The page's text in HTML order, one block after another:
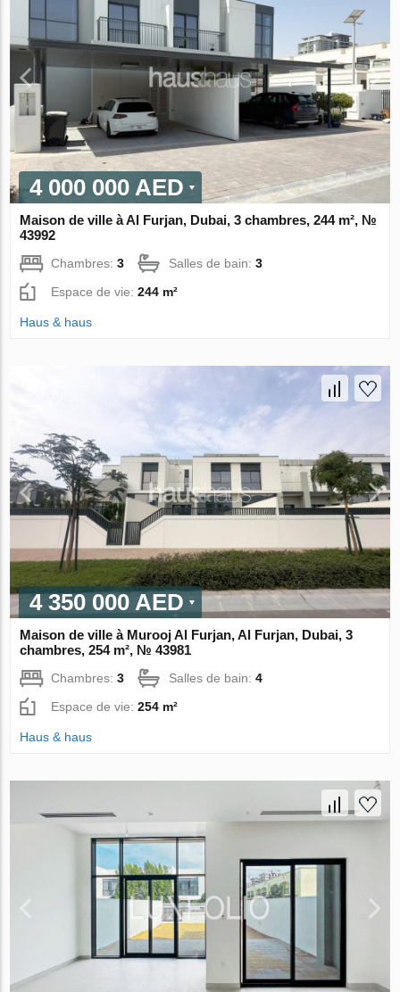
4 000 000 AED
Maison de ville à Al Furjan, Dubai, 3 chambres, 244 m², №
43992
Chambres:3 Salles de bain:3
Espace de vie:244 m²
Haus & haus
4 350 000 AED
Maison de ville à Murooj Al Furjan, Al Furjan, Dubai, 3
chambres, 254 m², № 43981
Chambres:3 Salles de bain:4
Espace de vie:254 m²
Haus & haus